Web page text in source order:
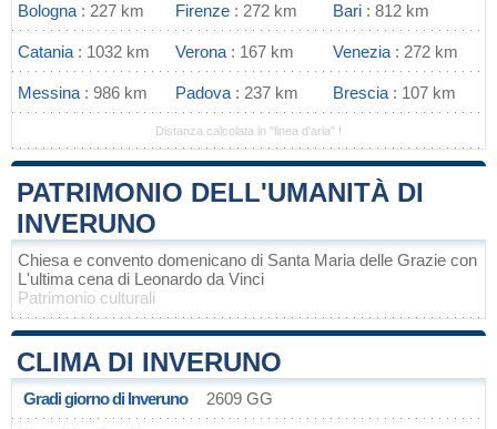
Bologna : 227 km Firenze : 272 km Bari : 812 km
Catania : 1032 km Verona : 167 km Venezia : 272 km
Messina : 986 km Padova : 237 km Brescia : 107 km
Distanza calcolata in "linea d'aria" !
PATRIMONIO DELL'UMANITÀ DI
INVERUNO
Chiesa e convento domenicano di Santa Maria delle Grazie con
L'ultima cena di Leonardo da Vinci
Patrimonio culturali
CLIMA DI INVERUNO
Gradi giorno di Inveruno 2609 GG